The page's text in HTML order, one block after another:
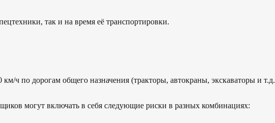
так и на время её транспортировки.
ч по дорогам общего назначения (тракторы, автокраны, экскаваторы и
могут включать в себя следующие риски в разных комбинациях: